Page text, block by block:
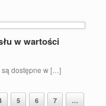
w wartości
są dostępne w […]
5 6 7
…